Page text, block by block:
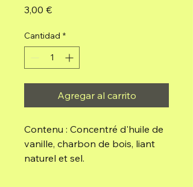
3,00 €Precio
Cantidad *
Agregar al carrito
Contenu : Concentré d'huile de
vanille, charbon de bois, liant
naturel et sel.